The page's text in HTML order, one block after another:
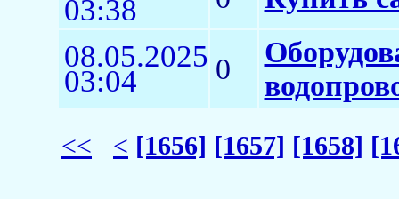
03:38
08.05.2025
03:04 0
<< < [1656] [1657] [1658]